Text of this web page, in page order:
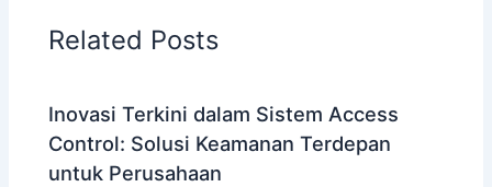
Related Posts
Inovasi Terkini dalam Sistem Access
Control: Solusi Keamanan Terdepan
untuk Perusahaan